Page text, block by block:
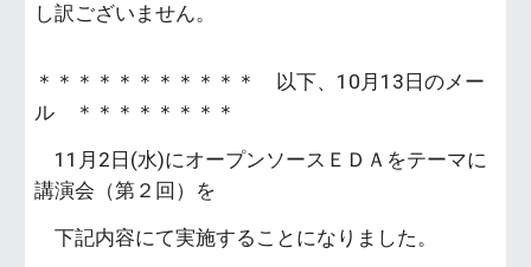
し訳ございません。
＊＊＊＊＊＊＊＊＊＊＊ 以下、10月13日のメー
ル ＊＊＊＊＊＊＊＊
11月2日(水)にオープンソースＥＤＡをテーマに
講演会（第２回）を
下記内容にて実施することになりました。